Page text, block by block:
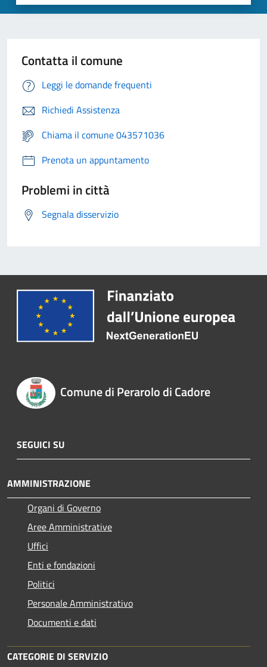
Contatta il comune
Leggi le domande frequenti
Richiedi Assistenza
Chiama il comune 043571036
Prenota un appuntamento
Problemi in città
Segnala disservizio
Comune di Perarolo di Cadore
SEGUICI SU
AMMINISTRAZIONE
Organi di Governo
Aree Amministrative
Uffici
Enti e fondazioni
Politici
Personale Amministrativo
Documenti e dati
CATEGORIE DI SERVIZIO